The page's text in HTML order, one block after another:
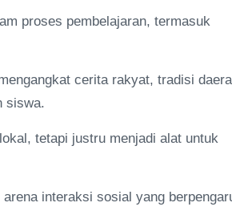
proses pembelajaran, termasuk
cerita rakyat, tradisi
siswa.
tetapi justru menjadi alat untuk
interaksi sosial yang